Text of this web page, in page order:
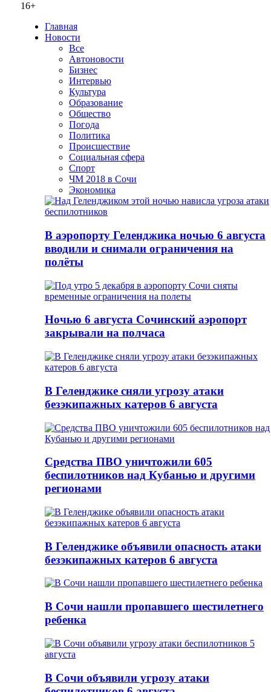
16+
Главная
Новости
Все
Автоновости
Бизнес
Интервью
Культура
Образование
Общество
Погода
Политика
Происшествие
Социальная сфера
Спорт
ЧМ 2018 в Сочи
Экономика
В аэропорту Геленджика ночью 6 августа
вводили и снимали ограничения на
полёты
Ночью 6 августа Сочинский аэропорт
закрывали на полчаса
В Геленджике сняли угрозу атаки
безэкипажных катеров 6 августа
Средства ПВО уничтожили 605
беспилотников над Кубанью и другими
регионами
В Геленджике объявили опасность атаки
безэкипажных катеров 6 августа
В Сочи нашли пропавшего шестилетнего
ребенка
В Сочи объявили угрозу атаки